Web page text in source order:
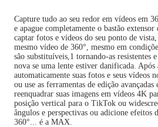
Capture tudo ao seu redor em vídeos em
e apague completamente o bastão
captar fotos e vídeos do seu ponto de
mesmo vídeo de 360°, mesmo em
são substituíveis,1 tornando-as resistentes
nova se uma lente estiver danificada. Após
automaticamente suas fotos e seus vídeos
ou use as ferramentas de edição
reenquadrar suas imagens em vídeos 4K
posição vertical para o TikTok ou
ângulos e perspectivas ou adicione efeitos
360°... é a MAX.